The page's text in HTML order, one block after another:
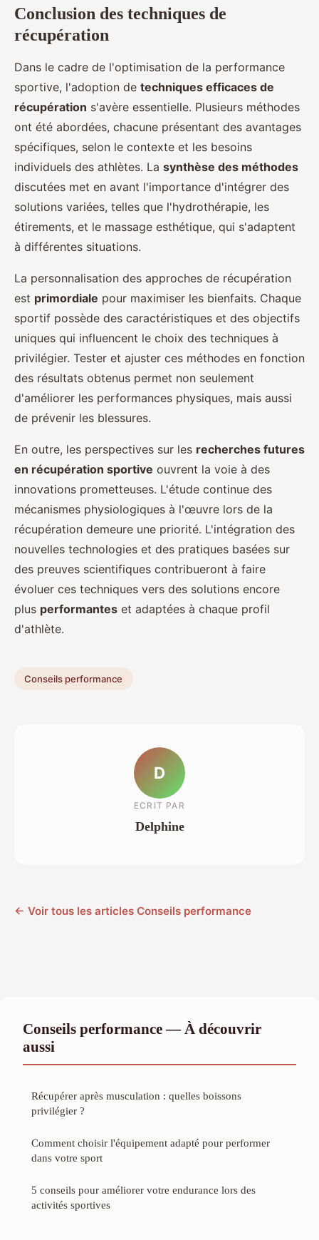
Conclusion des techniques de
récupération
Dans le cadre de l'optimisation de la performance
sportive, l'adoption de techniques efficaces de
récupération s'avère essentielle. Plusieurs méthodes
ont été abordées, chacune présentant des avantages
spécifiques, selon le contexte et les besoins
individuels des athlètes. La synthèse des méthodes
discutées met en avant l'importance d'intégrer des
solutions variées, telles que l'hydrothérapie, les
étirements, et le massage esthétique, qui s'adaptent
à différentes situations.
La personnalisation des approches de récupération
est primordiale pour maximiser les bienfaits. Chaque
sportif possède des caractéristiques et des objectifs
uniques qui influencent le choix des techniques à
privilégier. Tester et ajuster ces méthodes en fonction
des résultats obtenus permet non seulement
d'améliorer les performances physiques, mais aussi
de prévenir les blessures.
En outre, les perspectives sur les recherches futures
en récupération sportive ouvrent la voie à des
innovations prometteuses. L'étude continue des
mécanismes physiologiques à l'œuvre lors de la
récupération demeure une priorité. L'intégration des
nouvelles technologies et des pratiques basées sur
des preuves scientifiques contribueront à faire
évoluer ces techniques vers des solutions encore
plus performantes et adaptées à chaque profil
d'athlète.
Conseils performance
D
ECRIT PAR
Delphine
← Voir tous les articles Conseils performance
Conseils performance — À découvrir
aussi
Récupérer après musculation : quelles boissons
privilégier ?
Comment choisir l'équipement adapté pour performer
dans votre sport
5 conseils pour améliorer votre endurance lors des
activités sportives